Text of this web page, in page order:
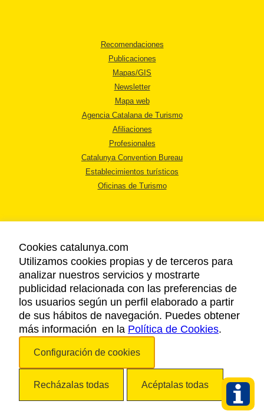
Recomendaciones
Publicaciones
Mapas/GIS
Newsletter
Mapa web
Agencia Catalana de Turismo
Afiliaciones
Profesionales
Catalunya Convention Bureau
Establecimientos turísticos
Oficinas de Turismo
AVISO LEGAL
POLÍTICA DE PRIVACIDAD
COOKIES
ACCESSIBILIDAD
Copyright © 2026. Agencia Catalana de Turismo. Todos los derechos
Cookies catalunya.com
Utilizamos cookies propias y de terceros para
analizar nuestros servicios y mostrarte
publicidad relacionada con las preferencias de
los usuarios según un perfil elaborado a partir
de sus hábitos de navegación. Puedes obtener
más información en la Política de Cookies.
Configuración de cookies
Recházalas todas Acéptalas todas